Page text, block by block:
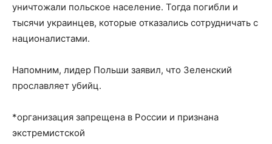
уничтожали польское население. Тогда погибли и
тысячи украинцев, которые отказались сотрудничать с
националистами.
Напомним, лидер Польши заявил, что Зеленский
прославляет убийц.
*организация запрещена в России и признана
экстремистской